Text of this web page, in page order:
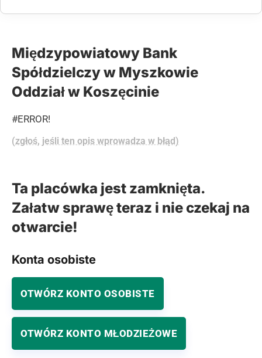
Międzypowiatowy Bank
Spółdzielczy w Myszkowie
Oddział w Koszęcinie
#ERROR!
(zgłoś, jeśli ten opis wprowadza w błąd)
Ta placówka jest zamknięta.
Załatw sprawę teraz i nie czekaj na
otwarcie!
Konta osobiste
OTWÓRZ KONTO OSOBISTE
OTWÓRZ KONTO MŁODZIEŻOWE